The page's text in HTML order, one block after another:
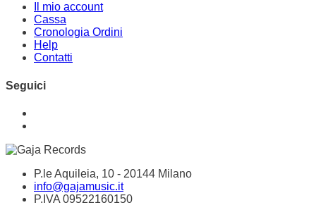
Il mio account
Cassa
Cronologia Ordini
Help
Contatti
Seguici
P.le Aquileia, 10 - 20144 Milano
info@gajamusic.it
P.IVA 09522160150